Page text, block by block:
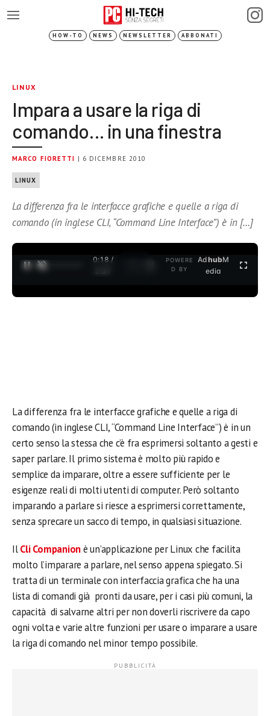
HOW-TO NEWS NEWSLETTER ABBONATI
LINUX
Impara a usare la riga di
comando… in una finestra
MARCO FIORETTI | 6 DICEMBRE 2010
LINUX
La differenza fra le interfacce grafiche e quelle a riga di
comando (in inglese CLI, “Command Line Interface”) è in […]
0:18 /
3:37
POWERE
D BY
AdhubM
edia
La differenza fra le interfacce grafiche e quelle a riga di
comando (in inglese CLI, “Command Line Interface”) è in un
certo senso la stessa che c’è fra esprimersi soltanto a gesti e
saper parlare. Il primo sistema è molto più rapido e
semplice da imparare, oltre a essere sufficiente per le
esigenze reali di molti utenti di computer. Però soltanto
imparando a parlare si riesce a esprimersi correttamente,
senza sprecare un sacco di tempo, in qualsiasi situazione.
IlCli Companionè un’applicazione per Linux che facilita
molto l’imparare a parlare, nel senso appena spiegato. Si
tratta di un terminale con interfaccia grafica che ha una
lista di comandi già pronti da usare, per i casi più comuni, la
capacità di salvarne altri per non doverli riscrivere da capo
ogni volta e varie altre funzioni per usare o imparare a usare
la riga di comando nel minor tempo possibile.